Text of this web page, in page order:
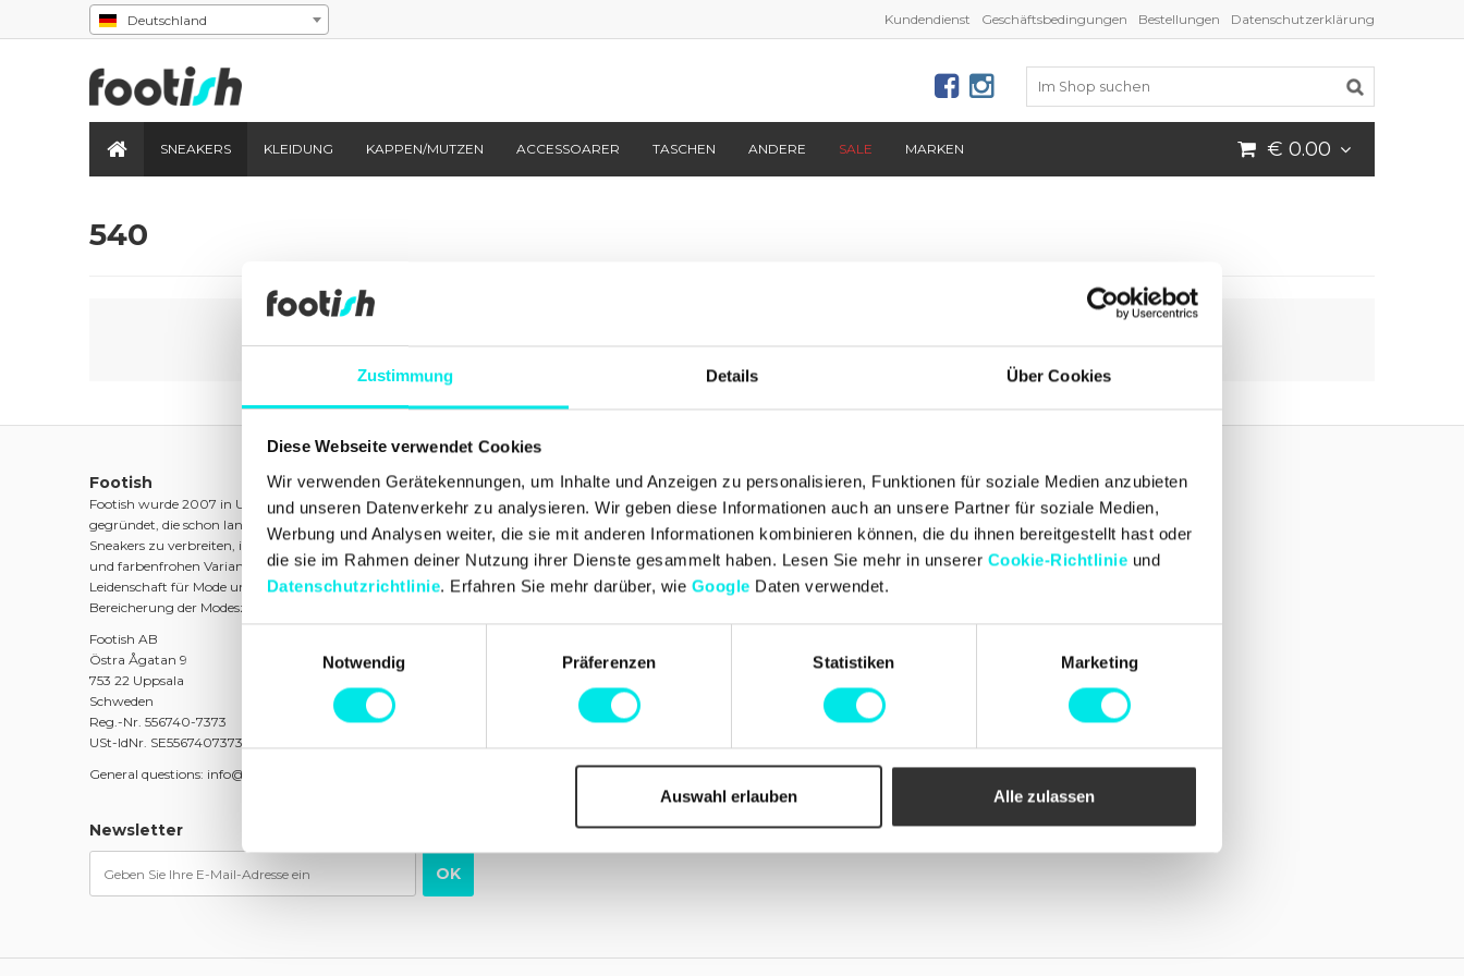
Zustimmung Details Über Cookies
Diese Webseite verwendet Cookies
Wir verwenden Gerätekennungen, um Inhalte und Anzeigen zu personalisieren, Funktionen für soziale Medien anzubieten
und unseren Datenverkehr zu analysieren. Wir geben diese Informationen auch an unsere Partner für soziale Medien,
Werbung und Analysen weiter, die sie mit anderen Informationen kombinieren können, die du ihnen bereitgestellt hast oder
die sie im Rahmen deiner Nutzung ihrer Dienste gesammelt haben. Lesen Sie mehr in unserer Cookie-Richtlinie und
Datenschutzrichtlinie. Erfahren Sie mehr darüber, wie Google Daten verwendet.
Notwendig
Präferenzen Statistiken Marketing
Auswahl erlauben Alle zulassen
Deutschland Kundendienst Geschäftsbedingungen Bestellungen Datenschutzerklärung
SNEAKERS KLEIDUNG KAPPEN/MUTZEN ACCESSOARER TASCHEN ANDERE SALE MARKEN € 0.00
540
Footish
Footish wurde 2007 in Uppsala von den Jugendfreunden Martin und Johan
gegründet, die schon lange Sneakers sammelten. Das Ziel war es, die Begeisterung für
Sneakers zu verbreiten, indem eine Mischung aus klassischen Modellen, einzigartigen
und farbenfrohen Varianten sowie limitierten Ausgaben angeboten wurde. Mit einer
Leidenschaft für Mode und Kultur wurde Footish schnell zu einer geschätzten
Bereicherung der Modeszene in Uppsala.
Footish AB
Östra Ågatan 9
753 22 Uppsala
Schweden
Reg.-Nr. 556740-7373
USt-IdNr. SE556740737301
General questions: info@footish.se
Info
Kundendienst
Lieferungen
Umtausch und Rücksendung
Beschwerden
Geschäftsbedingungen
Bestellungen
Folgen Sie uns!
Facebook
Instagram
Newsletter
OK